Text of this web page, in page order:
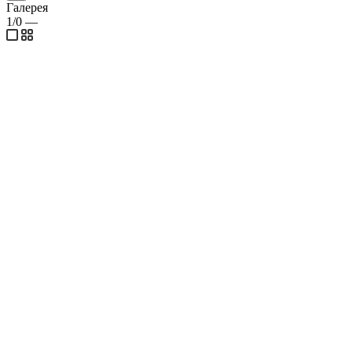
Галерея
1/0 —